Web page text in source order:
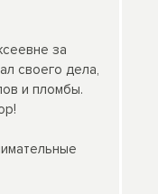
за
своего дела,
и пломбы.